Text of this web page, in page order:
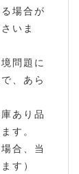
場合が
いま
問題に
、あら
あり品
す。
合、当
す）